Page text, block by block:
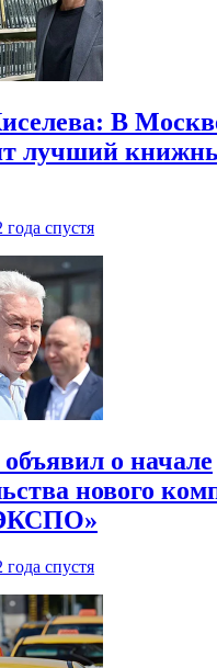
В
лучший
года спустя
о начале
нового
года спустя